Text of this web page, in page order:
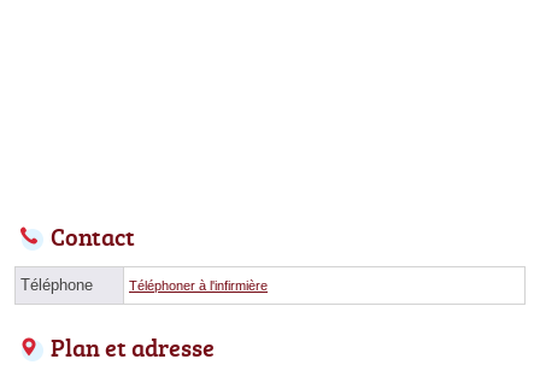
Contact
Téléphone Téléphoner à l'infirmière
Plan et adresse